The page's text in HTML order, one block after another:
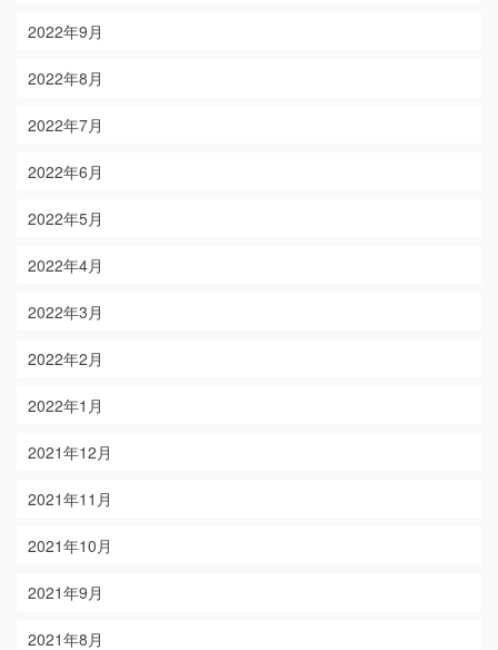
2022年9月
2022年8月
2022年7月
2022年6月
2022年5月
2022年4月
2022年3月
2022年2月
2022年1月
2021年12月
2021年11月
2021年10月
2021年9月
2021年8月